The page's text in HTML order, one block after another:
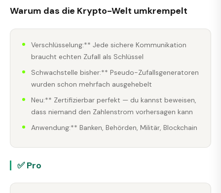
Warum das die Krypto-Welt umkrempelt
Verschlüsselung:** Jede sichere Kommunikation
braucht echten Zufall als Schlüssel
Schwachstelle bisher:** Pseudo-Zufallsgeneratoren
wurden schon mehrfach ausgehebelt
Neu:** Zertifizierbar perfekt — du kannst beweisen,
dass niemand den Zahlenstrom vorhersagen kann
Anwendung:** Banken, Behörden, Militär, Blockchain
✅ Pro